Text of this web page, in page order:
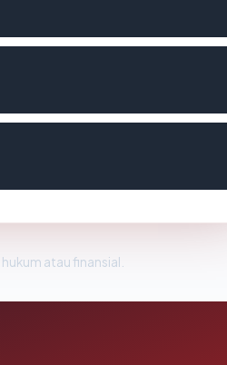
atau finansial.